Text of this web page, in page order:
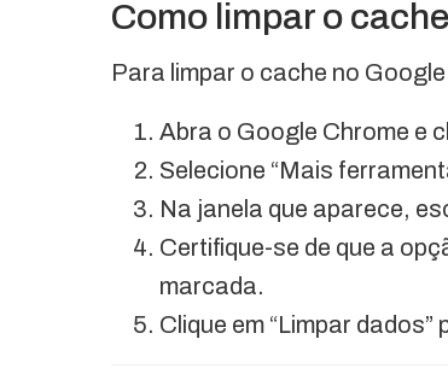
Como limpar o
Para limpar o cache no
Abra o Google Chrome e
Selecione “Mais
Na janela que aparece,
Certifique-se de que a
marcada.
Clique em “Limpar